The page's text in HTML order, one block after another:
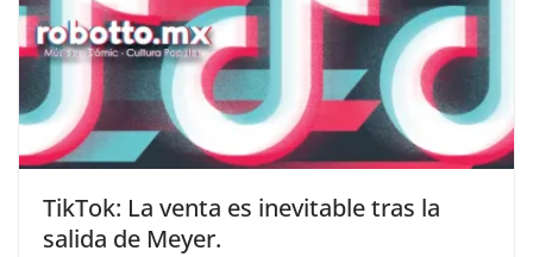
TikTok: La venta es inevitable tras la
salida de Meyer.